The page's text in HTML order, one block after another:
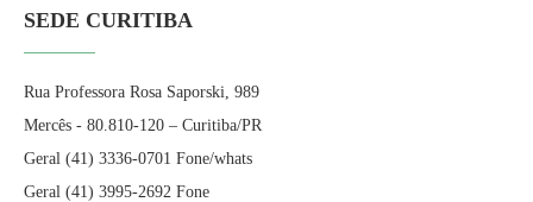
SEDE CURITIBA
Rua Professora Rosa Saporski, 989
Mercês - 80.810-120 – Curitiba/PR
Geral (41) 3336-0701 Fone/whats
Geral (41) 3995-2692 Fone